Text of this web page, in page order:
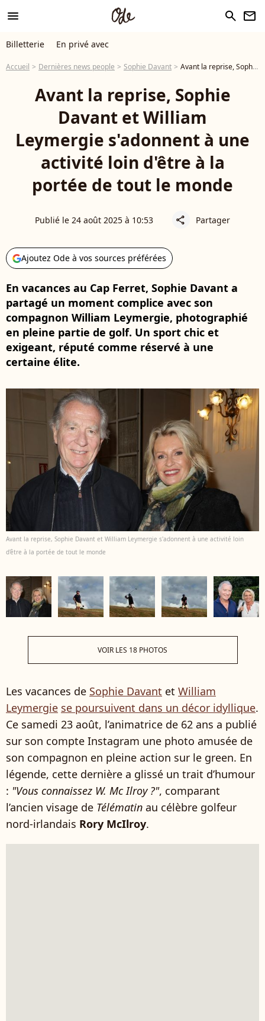
menu search newsletter
Billetterie En privé avec
Accueil Dernières news people Sophie Davant Avant la reprise, Sophie Davant et William Leymergie s'adonnent à une activité loin d'être à la portée de tout le monde
Avant la reprise, Sophie
Davant et William
Leymergie s'adonnent à une
activité loin d'être à la
portée de tout le monde
Publié le 24 août 2025 à 10:53 share Partager
Ajoutez Ode à vos sources préférées
En vacances au Cap Ferret, Sophie Davant a
partagé un moment complice avec son
compagnon William Leymergie, photographié
en pleine partie de golf. Un sport chic et
exigeant, réputé comme réservé à une
certaine élite.
Avant la reprise, Sophie Davant et William Leymergie s'adonnent à une activité loin
d'être à la portée de tout le monde
VOIR LES 18 PHOTOS
Les vacances de Sophie Davant et William
Leymergie se poursuivent dans un décor idyllique.
Ce samedi 23 août, l’animatrice de 62 ans a publié
sur son compte Instagram une photo amusée de
son compagnon en pleine action sur le green. En
légende, cette dernière a glissé un trait d’humour
: "Vous connaissez W. Mc Ilroy ?", comparant
l’ancien visage de Télématin au célèbre golfeur
nord-irlandais Rory McIlroy.